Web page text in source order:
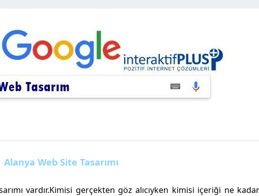
Alanya Web Site Tasarımı
vardır.Kimisi gerçekten göz alıcıyken kimisi içeriği ne kadar